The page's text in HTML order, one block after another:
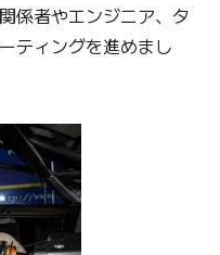
係者やエンジニア、タ
ティングを進めまし